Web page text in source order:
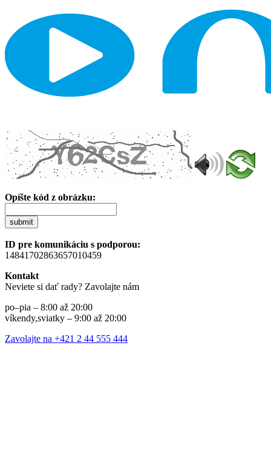
Opíšte kód z obrázku:
submit
ID pre komunikáciu s podporou:
14841702863657010459
Kontakt
Neviete si dať rady? Zavolajte nám
po–pia – 8:00 až 20:00
víkendy,sviatky – 9:00 až 20:00
Zavolajte na +421 2 44 555 444